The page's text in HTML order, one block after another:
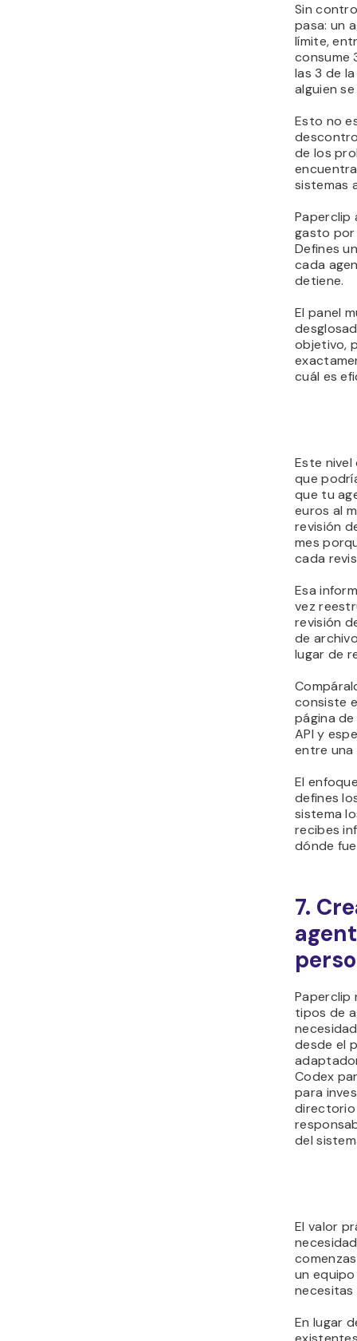
Sin
pasa: un
límite,
consume
las 3 de
alguien
Esto no
de los
sistemas
Paperclip
gasto
Defines
cada
detiene.
El panel
objetivo,
cuál es
Este
que
que tu
euros al
revisión
mes
cada
Esa
vez
revisión
de
lugar de
consiste
página
API y
entre
El
defines
sistema
recibes
dónde
7.
Paperclip
tipos de
desde el
Codex
para
directorio
del
El valor
un
En lugar